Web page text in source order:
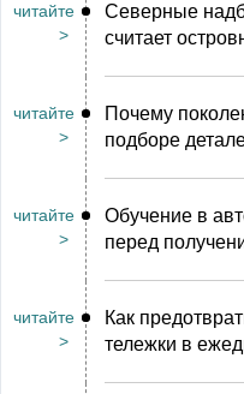
читайте
>
Северные
считает
читайте
>
Почему
подборе
читайте
>
Обучение в
перед
читайте
>
Как
тележки в